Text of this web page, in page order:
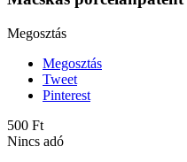
Megosztás
Megosztás
Tweet
Pinterest
500 Ft
Nincs adó